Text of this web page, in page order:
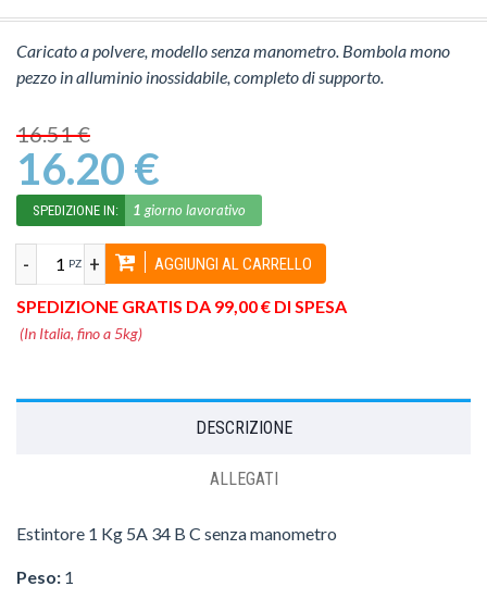
Caricato a polvere, modello senza manometro. Bombola mono
pezzo in alluminio inossidabile, completo di supporto.
16.51 €
16.20 €
SPEDIZIONE IN: 1 giorno lavorativo
PZ +
- AGGIUNGI AL CARRELLO
SPEDIZIONE GRATIS DA 99,00 € DI SPESA
(In Italia, fino a 5kg)
DESCRIZIONE
ALLEGATI
Estintore 1 Kg 5A 34 B C senza manometro
Peso: 1